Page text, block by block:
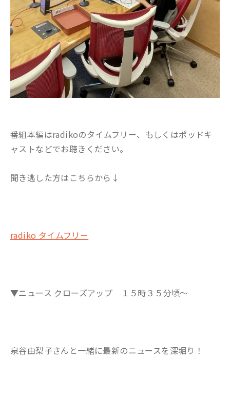
番組本編はradikoのタイムフリー、もしくはポッドキ
ャストなどでお聴きください。
聞き逃した方はこちらから↓
radiko タイムフリー
▼ニュース クローズアップ １５時３５分頃～
泉谷由梨子さんと一緒に最新のニュースを深堀り ！